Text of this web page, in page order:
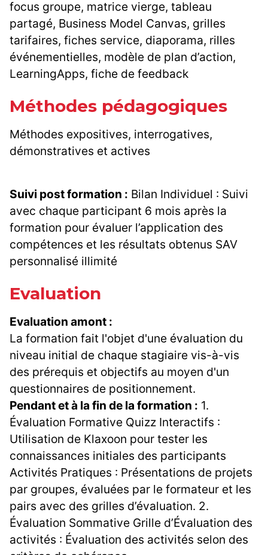
focus groupe, matrice vierge, tableau
partagé, Business Model Canvas, grilles
tarifaires, fiches service, diaporama, rilles
événementielles, modèle de plan d’action,
LearningApps, fiche de feedback
Méthodes pédagogiques
Méthodes expositives, interrogatives,
démonstratives et actives
Suivi post formation : Bilan Individuel : Suivi
avec chaque participant 6 mois après la
formation pour évaluer l’application des
compétences et les résultats obtenus SAV
personnalisé illimité
Evaluation
Evaluation amont :
La formation fait l'objet d'une évaluation du
niveau initial de chaque stagiaire vis-à-vis
des prérequis et objectifs au moyen d'un
questionnaires de positionnement.
Pendant et à la fin de la formation : 1.
Évaluation Formative Quizz Interactifs :
Utilisation de Klaxoon pour tester les
connaissances initiales des participants
Activités Pratiques : Présentations de projets
par groupes, évaluées par le formateur et les
pairs avec des grilles d’évaluation. 2.
Évaluation Sommative Grille d’Évaluation des
activités : Évaluation des activités selon des